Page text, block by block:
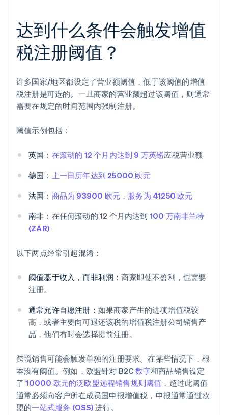
达到什么条件会触发增值
税注册阈值？
许多国家/地区都设定了营业额阈值，低于该阈值的增值
税注册是可选的。一旦商家的营业额超过该阈值，则通常
需要在规定的时间范围内强制注册。
阈值示例包括：
英国 ： 在滚动的 12 个月内达到 9 万英镑应税营业额
德国 ： 上一日历年达到 25000 欧元
法国 ： 商品为 93900 欧元 ， 服务为 41250 欧元
南非 ：在任何滚动的 12 个月内达到 100 万南非兰特
(ZAR)
以下两点经常引起混淆：
阈值基于收入，而非利润：商家即使不盈利，也需要
注册。
通常允许自愿注册： 如果商家产生的进项增值税较
高，或者主要向可退还该税的增值税注册公司销售产
品，他们有时会选择提前注册。
跨境销售可能会触发单独的注册要求。在某些情况下，根
本没有阈值。例如，欧盟针对 B2C 数字和商品销售设定
了10000 欧元的泛欧盟远程销售规则阈值 ，超过此阈值
通常必须向客户所在成员国申报增值税，申报通常通过欧
盟的一站式服务 (OSS) 进行。